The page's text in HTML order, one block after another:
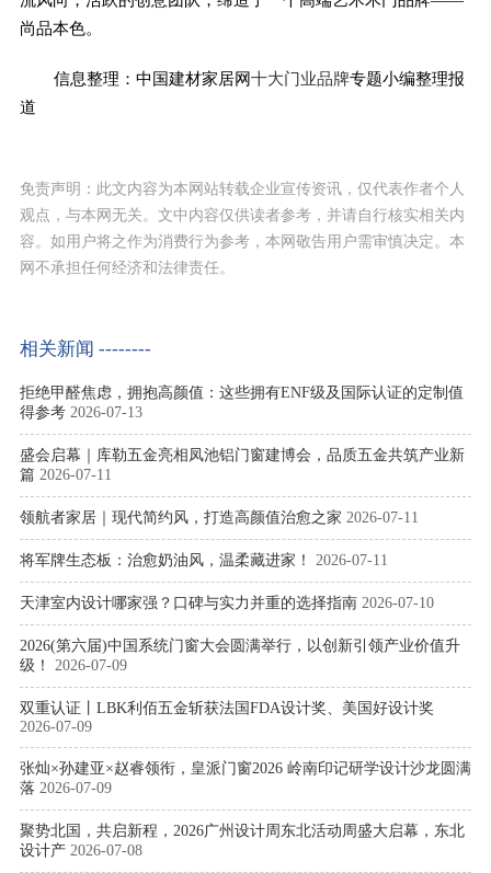
尚品本色。
信息整理：中国建材家居网十大门业品牌专题小编整理报
道
免责声明：此文内容为本网站转载企业宣传资讯，仅代表作者个人
观点，与本网无关。文中内容仅供读者参考，并请自行核实相关内
容。如用户将之作为消费行为参考，本网敬告用户需审慎决定。本
网不承担任何经济和法律责任。
相关新闻 --------
拒绝甲醛焦虑，拥抱高颜值：这些拥有ENF级及国际认证的定制值
得参考 2026-07-13
盛会启幕｜库勒五金亮相凤池铝门窗建博会，品质五金共筑产业新
篇 2026-07-11
领航者家居｜现代简约风，打造高颜值治愈之家 2026-07-11
将军牌生态板：治愈奶油风，温柔藏进家！ 2026-07-11
天津室内设计哪家强？口碑与实力并重的选择指南 2026-07-10
2026(第六届)中国系统门窗大会圆满举行，以创新引领产业价值升
级！
2026-07-09
双重认证丨LBK利佰五金斩获法国FDA设计奖、美国好设计奖
2026-07-09
张灿×孙建亚×赵睿领衔，皇派门窗2026 岭南印记研学设计沙龙圆满
落 2026-07-09
聚势北国，共启新程，2026广州设计周东北活动周盛大启幕，东北
设计产 2026-07-08